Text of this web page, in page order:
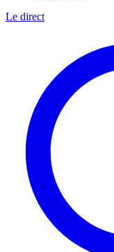
Le direct